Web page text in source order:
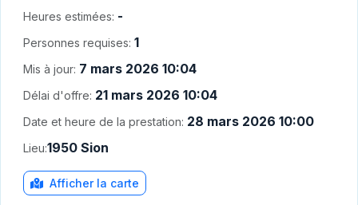
Heures estimées: -
Personnes requises: 1
Mis à jour: 7 mars 2026 10:04
Délai d'offre: 21 mars 2026 10:04
Date et heure de la prestation: 28 mars 2026 10:00
Lieu:1950 Sion
Afficher la carte